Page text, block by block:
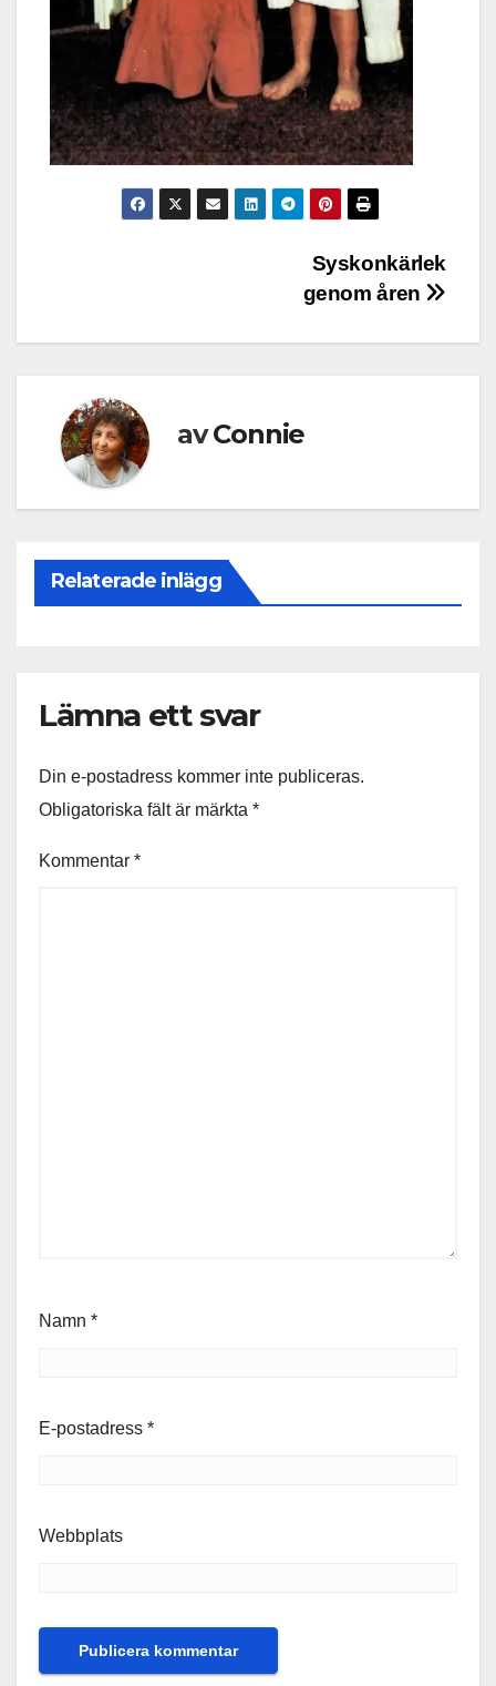
InläggsnavigeringSyskonkärlek
genom åren
avConnie
Relaterade inlägg
Lämna ett svar
Din e-postadress kommer inte publiceras.
Obligatoriska fält är märkta *
Kommentar *
Namn *
E-postadress *
Webbplats